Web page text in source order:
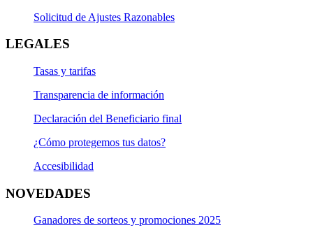
Solicitud de Ajustes Razonables
LEGALES
Tasas y tarifas
Transparencia de información
Declaración del Beneficiario final
¿Cómo protegemos tus datos?
Accesibilidad
NOVEDADES
Ganadores de sorteos y promociones 2025